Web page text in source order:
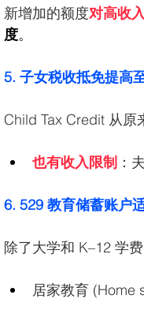
新增加的额度对高收
度。
5. 子女税收抵免提高
Child Tax Credit 从原
也有收入限制 ：
6. 529 教育储蓄账户
除了大学和 K–12 学
居家教育 (Home